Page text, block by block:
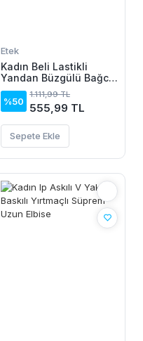
Etek
Kadın Beli Lastikli
Yandan Büzgülü Bağcık
Detaylı Midi Kaşkorse
Etek
%50
1.111,99 TL
555,99 TL
Sepete Ekle